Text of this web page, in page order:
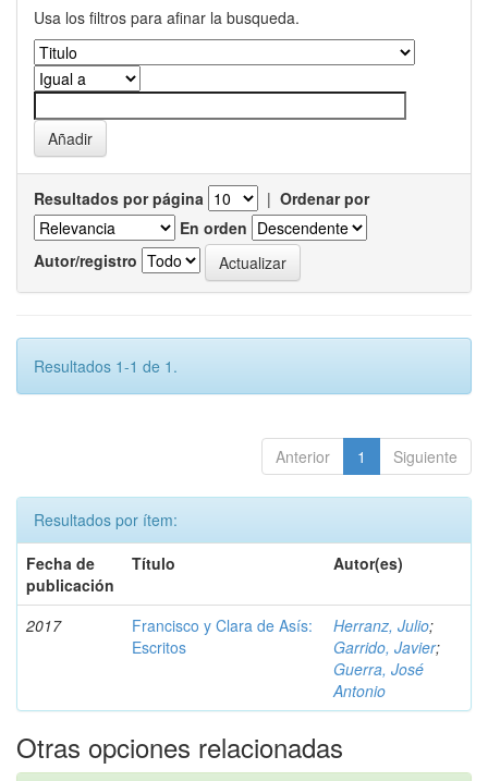
Usa los filtros para afinar la busqueda.
Resultados por página | Ordenar por
En orden
Autor/registro
Resultados 1-1 de 1.
Anterior 1 Siguiente
Resultados por ítem:
Fecha de
publicación
Título Autor(es)
2017
Francisco y Clara de Asís:
Escritos
Herranz, Julio;
Garrido, Javier;
Guerra, José
Antonio
Otras opciones relacionadas